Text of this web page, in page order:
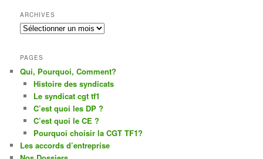
ARCHIVES
Archives
PAGES
Qui, Pourquoi, Comment?
Histoire des syndicats
Le syndicat cgt tf1
C’est quoi les DP ?
C’est quoi le CE ?
Pourquoi choisir la CGT TF1?
Les accords d’entreprise